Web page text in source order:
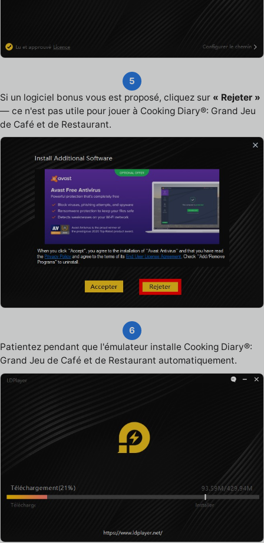
5
Si un logiciel bonus vous est proposé, cliquez sur « Rejeter »
— ce n'est pas utile pour jouer à Cooking Diary®: Grand Jeu
de Café et de Restaurant.
6
Patientez pendant que l'émulateur installe Cooking Diary®:
Grand Jeu de Café et de Restaurant automatiquement.